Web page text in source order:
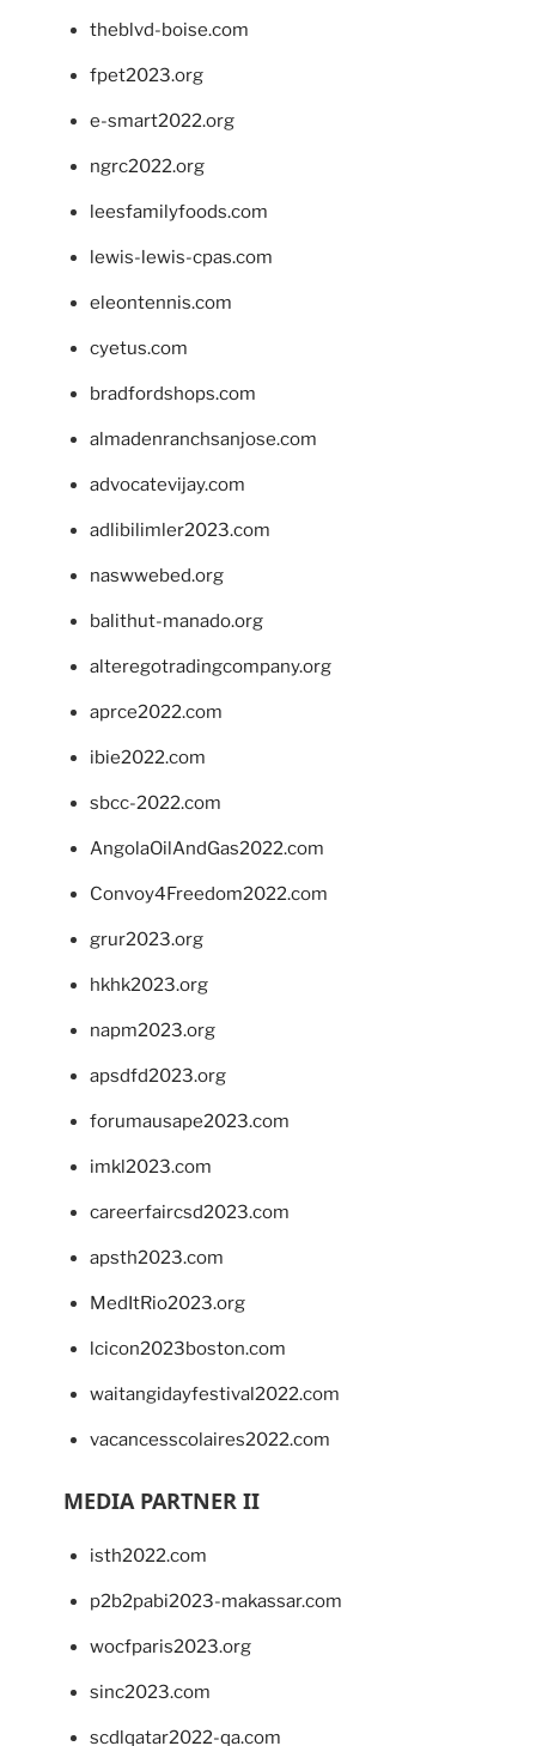
theblvd-boise.com
fpet2023.org
e-smart2022.org
ngrc2022.org
leesfamilyfoods.com
lewis-lewis-cpas.com
eleontennis.com
cyetus.com
bradfordshops.com
almadenranchsanjose.com
advocatevijay.com
adlibilimler2023.com
naswwebed.org
balithut-manado.org
alteregotradingcompany.org
aprce2022.com
ibie2022.com
sbcc-2022.com
AngolaOilAndGas2022.com
Convoy4Freedom2022.com
grur2023.org
hkhk2023.org
napm2023.org
apsdfd2023.org
forumausape2023.com
imkl2023.com
careerfaircsd2023.com
apsth2023.com
MedItRio2023.org
lcicon2023boston.com
waitangidayfestival2022.com
vacancesscolaires2022.com
MEDIA PARTNER II
isth2022.com
p2b2pabi2023-makassar.com
wocfparis2023.org
sinc2023.com
scdlqatar2022-qa.com